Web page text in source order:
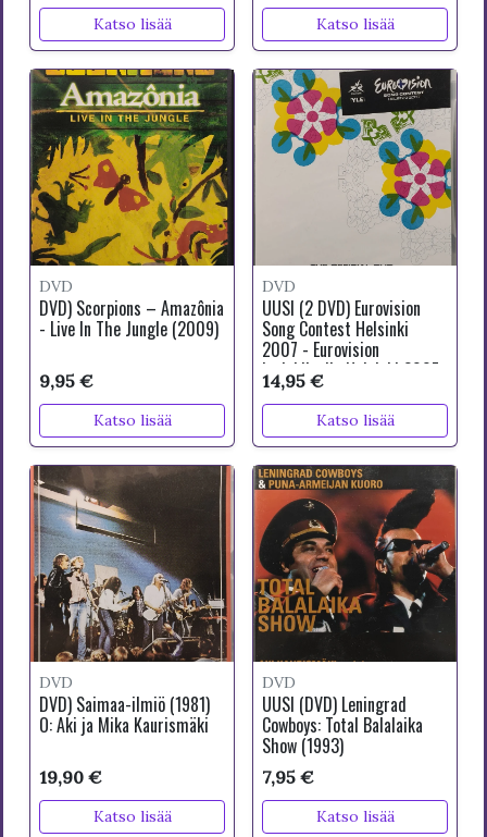
Katso lisää Katso lisää
DVD
DVD) Scorpions – Amazônia
- Live In The Jungle (2009)
9,95 €
Katso lisää
DVD
UUSI (2 DVD) Eurovision
Song Contest Helsinki
2007 - Eurovision
laulukilpailu Helsinki 2007
14,95 €
Katso lisää
DVD
DVD) Saimaa-ilmiö (1981)
O: Aki ja Mika Kaurismäki
19,90 €
Katso lisää
DVD
UUSI (DVD) Leningrad
Cowboys: Total Balalaika
Show (1993)
7,95 €
Katso lisää